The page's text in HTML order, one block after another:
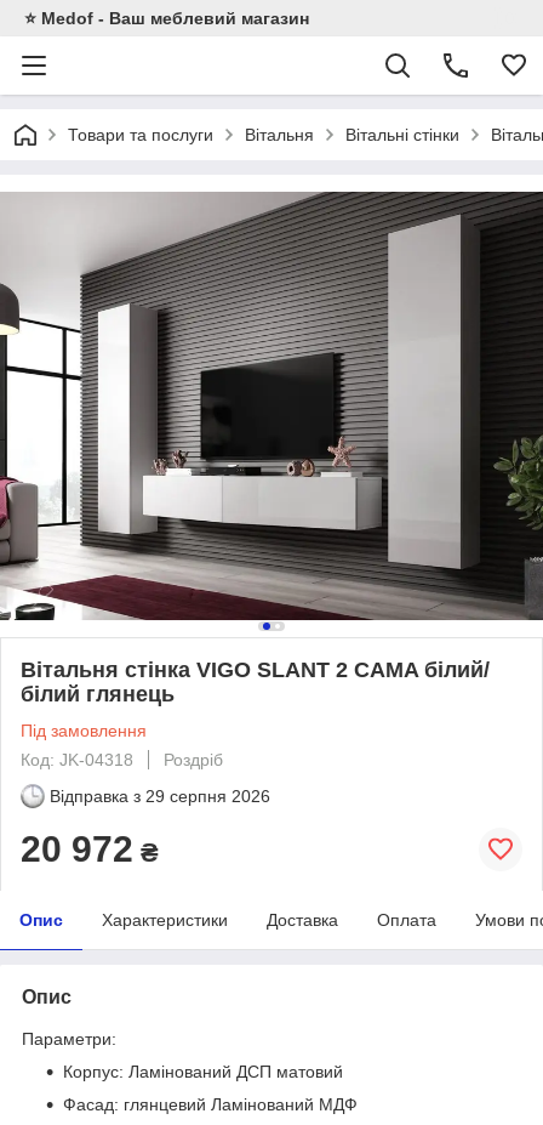
⭐ Medof - Ваш меблевий магазин
Товари та послуги Вітальня Вітальні стінки
Вітальня стінка VIGO SLANT 2 CAMA білий/
білий глянець
Під замовлення
Код: JK-04318
Роздріб
Відправка з 29 серпня 2026
20 972 ₴
Опис Характеристики Доставка Оплата Умови
Опис
Параметри:
Корпус: Ламінований ДСП матовий
Фасад: глянцевий Ламінований МДФ